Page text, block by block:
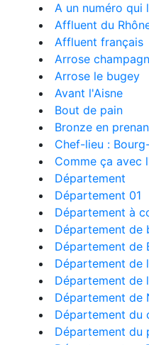
A un numéro qui
Affluent du
Affluent français
Arrose
Arrose le bugey
Avant l'Aisne
Bout de pain
Bronze en
Chef-lieu :
Comme ça avec
Département
Département 01
Département à
Département de
Département de
Département de
Département de
Département de
Département du
Département du